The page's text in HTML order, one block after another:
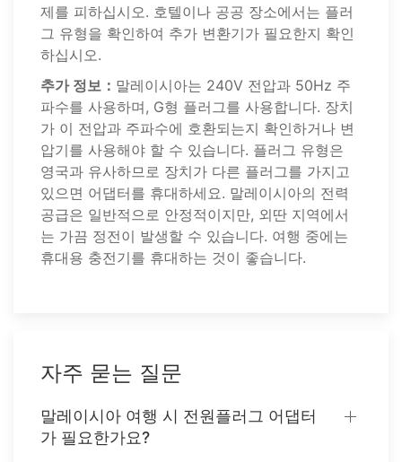
제를 피하십시오. 호텔이나 공공 장소에서는 플러
그 유형을 확인하여 추가 변환기가 필요한지 확인
하십시오.
추가 정보： 말레이시아는 240V 전압과 50Hz 주
파수를 사용하며, G형 플러그를 사용합니다. 장치
가 이 전압과 주파수에 호환되는지 확인하거나 변
압기를 사용해야 할 수 있습니다. 플러그 유형은
영국과 유사하므로 장치가 다른 플러그를 가지고
있으면 어댑터를 휴대하세요. 말레이시아의 전력
공급은 일반적으로 안정적이지만, 외딴 지역에서
는 가끔 정전이 발생할 수 있습니다. 여행 중에는
휴대용 충전기를 휴대하는 것이 좋습니다.
자주 묻는 질문
말레이시아 여행 시 전원플러그 어댑터
가 필요한가요?